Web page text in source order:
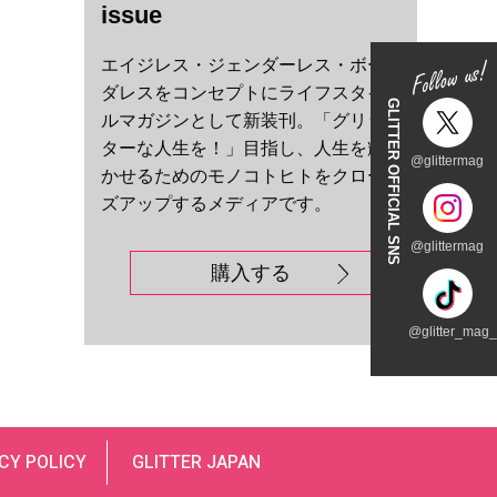
GLITTER OFFICIAL SNS @glittermag
@glittermag
issue
エイジレス・ジェンダーレス・ボー
ダレスをコンセプトにライフスタイ
ルマガジンとして新装刊。「グリッ
ターな人生を！」目指し、人生を輝
かせるためのモノコトヒトをクロー
ズアップするメディアです。
購入する
POLICY GLITTER JAPAN